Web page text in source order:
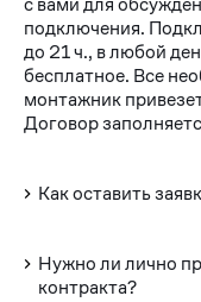
подключения.
до 21 ч., в любой
бесплатное. Все
монтажник
Договор
Как оставить
Нужно ли лично
контракта?